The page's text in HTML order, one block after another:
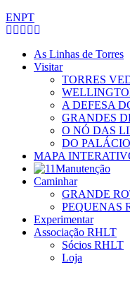
ENPT
As Linhas de Torres
Visitar
TORRES
A DEFESA
GRANDES
O NÓ DAS
DO
MAPA
Caminhar
GRANDE
PEQUENAS
Experimentar
Associação RHLT
Sócios RHLT
Loja